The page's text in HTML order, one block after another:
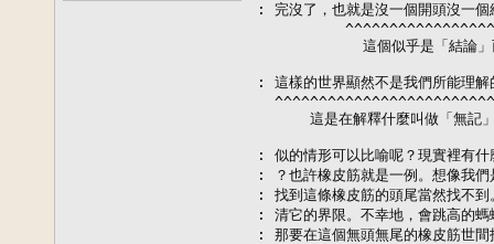
: 完沒了，也就是沒一個開頭沒一個
這個似乎是「結論」
: 這樣的世界顯然不是我們所能理
這是在解釋什麼叫做「無記
: 似的情形可以比喻呢？現實裡有
: ？也許橡皮筋就是一例。想像我
: 找到這條橡皮筋的頭尾當然找不
: 清它的界限。不幸地，會跳高的螞
: 那要在這個無頭無尾的橡皮筋世